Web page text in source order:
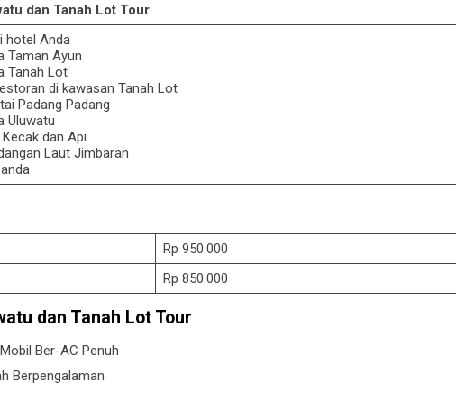
dan Tanah Lot Tour
hotel Anda
Taman Ayun
Tanah Lot
di kawasan Tanah Lot
Padang Padang
Uluwatu
dan Api
Laut Jimbaran
Rp 950.000
Rp 850.000
dan Tanah Lot Tour
Ber-AC Penuh
Berpengalaman